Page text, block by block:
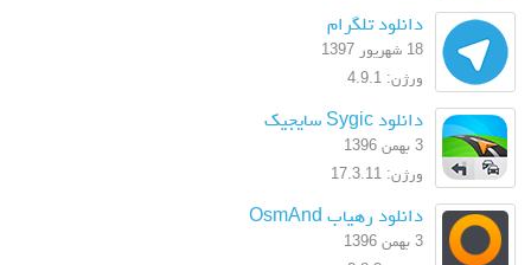
دانلود تلگرام
18 شهریور 1397
ورژن: 4.9.1
دانلود Sygic سایجیک
3 بهمن 1396
ورژن: 17.3.11
دانلود رهیاب OsmAnd
3 بهمن 1396